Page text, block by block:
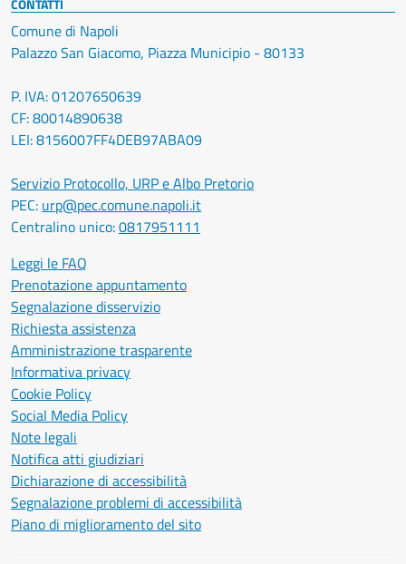
CONTATTI
Comune di Napoli
Palazzo San Giacomo, Piazza Municipio - 80133
P. IVA: 01207650639
CF: 80014890638
LEI: 8156007FF4DEB97ABA09
Servizio Protocollo, URP e Albo Pretorio
PEC: urp@pec.comune.napoli.it
Centralino unico:0817951111
Leggi le FAQ
Prenotazione appuntamento
Segnalazione disservizio
Richiesta assistenza
Amministrazione trasparente
Informativa privacy
Cookie Policy
Social Media Policy
Note legali
Notifica atti giudiziari
Dichiarazione di accessibilità
Segnalazione problemi di accessibilità
Piano di miglioramento del sito